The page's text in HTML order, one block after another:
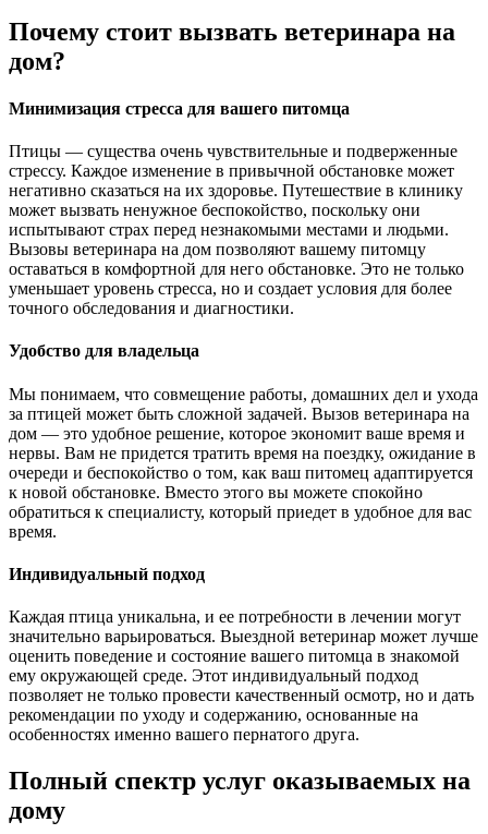
Почему стоит вызвать ветеринара на
дом?
Минимизация стресса для вашего питомца
Птицы — существа очень чувствительные и подверженные
стрессу. Каждое изменение в привычной обстановке может
негативно сказаться на их здоровье. Путешествие в клинику
может вызвать ненужное беспокойство, поскольку они
испытывают страх перед незнакомыми местами и людьми.
Вызовы ветеринара на дом позволяют вашему питомцу
оставаться в комфортной для него обстановке. Это не только
уменьшает уровень стресса, но и создает условия для более
точного обследования и диагностики.
Удобство для владельца
Мы понимаем, что совмещение работы, домашних дел и ухода
за птицей может быть сложной задачей. Вызов ветеринара на
дом — это удобное решение, которое экономит ваше время и
нервы. Вам не придется тратить время на поездку, ожидание в
очереди и беспокойство о том, как ваш питомец адаптируется
к новой обстановке. Вместо этого вы можете спокойно
обратиться к специалисту, который приедет в удобное для вас
время.
Индивидуальный подход
Каждая птица уникальна, и ее потребности в лечении могут
значительно варьироваться. Выездной ветеринар может лучше
оценить поведение и состояние вашего питомца в знакомой
ему окружающей среде. Этот индивидуальный подход
позволяет не только провести качественный осмотр, но и дать
рекомендации по уходу и содержанию, основанные на
особенностях именно вашего пернатого друга.
Полный спектр услуг оказываемых на
дому